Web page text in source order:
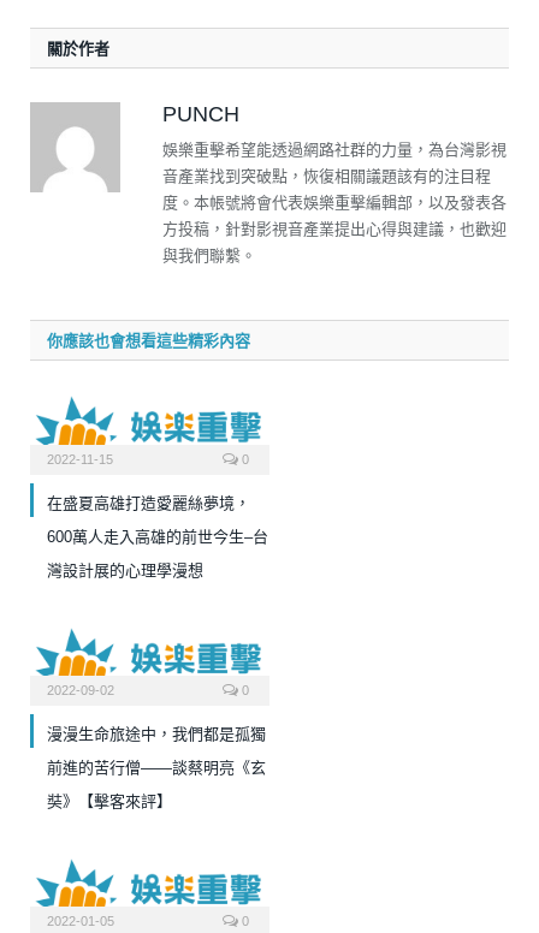
關於作者
PUNCH
娛樂重擊希望能透過網路社群的力量，為台灣影視
音產業找到突破點，恢復相關議題該有的注目程
度。本帳號將會代表娛樂重擊編輯部，以及發表各
方投稿，針對影視音產業提出心得與建議，也歡迎
與我們聯繫。
你應該也會想看這些精彩內容
2022-11-15 0
在盛夏高雄打造愛麗絲夢境，
600萬人走入高雄的前世今生–台
灣設計展的心理學漫想
2022-09-02 0
漫漫生命旅途中，我們都是孤獨
前進的苦行僧——談蔡明亮《玄
奘》【擊客來評】
2022-01-05 0